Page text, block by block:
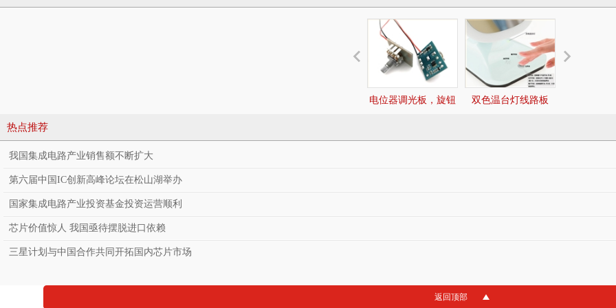
电位器调光板，旋钮 双色温台灯线路板
热点推荐
我国集成电路产业销售额不断扩大
第六届中国IC创新高峰论坛在松山湖举办
国家集成电路产业投资基金投资运营顺利
芯片价值惊人 我国亟待摆脱进口依赖
三星计划与中国合作共同开拓国内芯片市场
返回顶部